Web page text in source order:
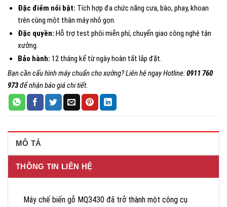
Đặc điểm nổi bật: Tích hợp đa chức năng cưa, bào, phay, khoan
trên cùng một thân máy nhỏ gọn.
Đặc quyền: Hỗ trợ test phôi miễn phí, chuyển giao công nghệ tận
xưởng.
Bảo hành: 12 tháng kể từ ngày hoàn tất lắp đặt.
Bạn cần cấu hình máy chuẩn cho xưởng? Liên hệ ngay Hotline:0911 760
973để nhận báo giá chi tiết.
MÔ TẢ
THÔNG TIN LIÊN HỆ
Máy chế biến gỗ MQ3430 đã trở thành một công cụ